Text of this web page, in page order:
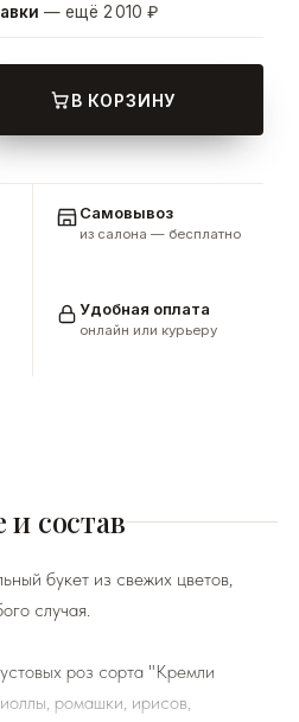
— ещё 2 010 ₽
В КОРЗИНУ
Самовывоз
из салона — бесплатно
Удобная оплата
онлайн или курьеру
состав
букет из свежих цветов,
случая.
роз сорта "Кремли
ромашки, ирисов,